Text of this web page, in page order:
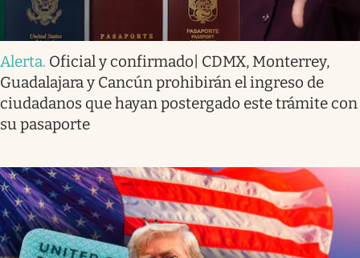
Alerta. Oficial y confirmado| CDMX, Monterrey,
Guadalajara y Cancún prohibirán el ingreso de
ciudadanos que hayan postergado este trámite con
su pasaporte